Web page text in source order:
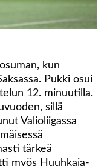
kun
Pukki osui
12. minuutilla.
sillä
Valioliigassa
tärkeä
myös Huuhkaja-